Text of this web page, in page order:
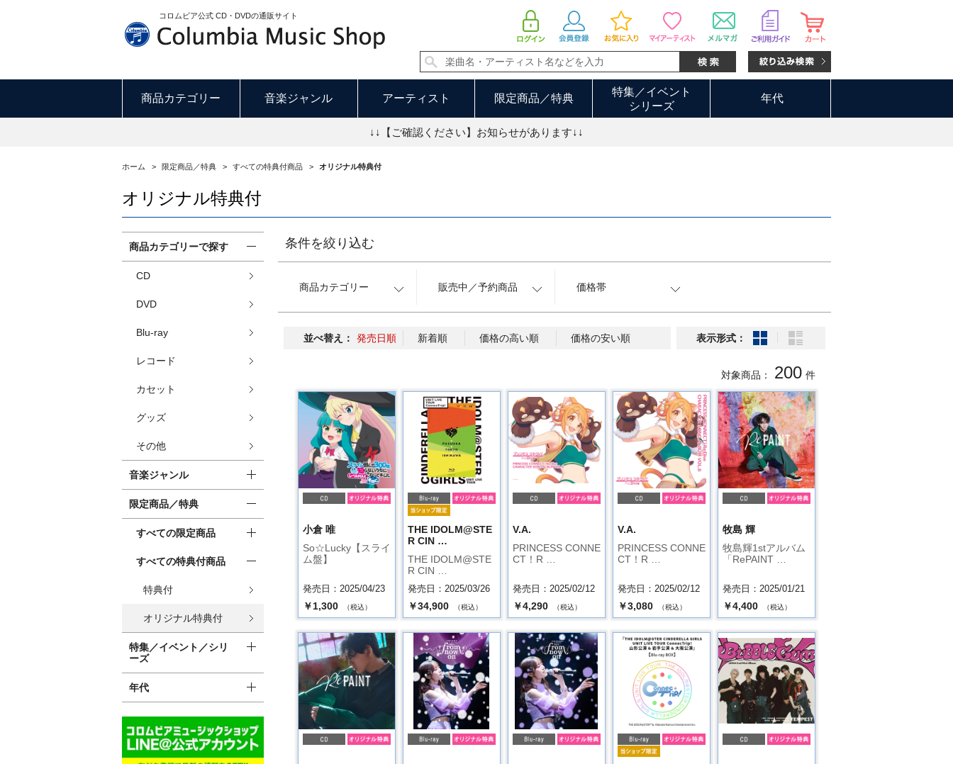
コロムビア公式 CD・DVDの通販サイト
商品カテゴリー 音楽ジャンル アーティスト 限定商品／特典
特集／イベント
シリーズ
年代
↓↓【ご確認ください】お知らせがあります↓↓
ホーム > 限定商品／特典 > すべての特典付商品 > オリジナル特典付
オリジナル特典付
条件を絞り込む
商品カテゴリー 販売中／予約商品 価格帯
並べ替え： 発売日順 新着順 価格の高い順 価格の安い順 表示形式：
対象商品： 200 件
小倉 唯
So☆Lucky【スライ
ム盤】
発売日：2025/04/23
￥1,300 （税込）
THE IDOLM@STE
R CIN …
THE IDOLM@STE
R CIN …
発売日：2025/03/26
￥34,900 （税込）
V.A.
PRINCESS CONNE
CT！R …
発売日：2025/02/12
￥4,290 （税込）
V.A.
PRINCESS CONNE
CT！R …
発売日：2025/02/12
￥3,080 （税込）
牧島 輝
牧島輝1stアルバム
「RePAINT …
発売日：2025/01/21
￥4,400 （税込）
商品カテゴリーで探す
CD
DVD
Blu-ray
レコード
カセット
グッズ
その他
音楽ジャンル
限定商品／特典
すべての限定商品
すべての特典付商品
特典付
オリジナル特典付
特集／イベント／シリ
ーズ
年代